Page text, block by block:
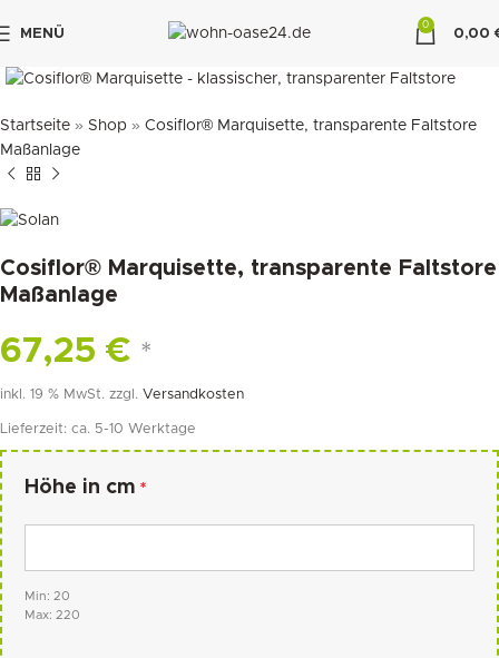
MENÜ
0
0,00
Startseite » Shop » Cosiflor® Marquisette, transparente Faltstore
Maßanlage
Cosiflor® Marquisette, transparente Faltstore
Maßanlage
67,25 € *
inkl. 19 % MwSt. zzgl. Versandkosten
Lieferzeit: ca. 5-10 Werktage
Höhe in cm *
Min: 20
Max: 220